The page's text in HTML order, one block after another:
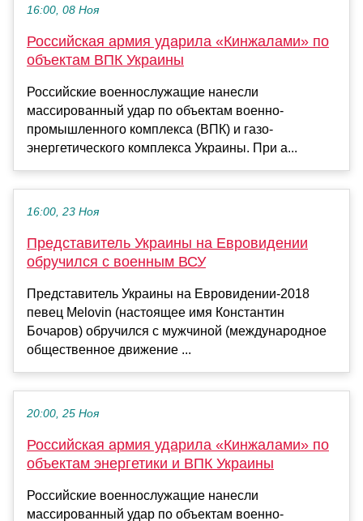
16:00, 08 Ноя
Российская армия ударила «Кинжалами» по
объектам ВПК Украины
Российские военнослужащие нанесли
массированный удар по объектам военно-
промышленного комплекса (ВПК) и газо-
энергетического комплекса Украины. При а...
16:00, 23 Ноя
Представитель Украины на Евровидении
обручился с военным ВСУ
Представитель Украины на Евровидении-2018
певец Melovin (настоящее имя Константин
Бочаров) обручился с мужчиной (международное
общественное движение ...
20:00, 25 Ноя
Российская армия ударила «Кинжалами» по
объектам энергетики и ВПК Украины
Российские военнослужащие нанесли
массированный удар по объектам военно-